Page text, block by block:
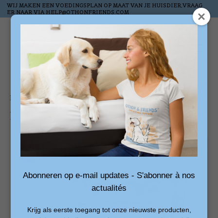
WIJ MAKEN EEN VOEDINGSPLAN OP MAAT VAN JE HUISDIER,VRAAG
ER NAAR VIA HELP@OTHONFRIENDS.COM
Verlanglijst
Home / Paardensnoepjes met Luzerne, wortel 6kg
Product image slideshow Items
Abonneren op e-mail updates - S'abonner à nos
actualités
Krijg als eerste toegang tot onze nieuwste producten,